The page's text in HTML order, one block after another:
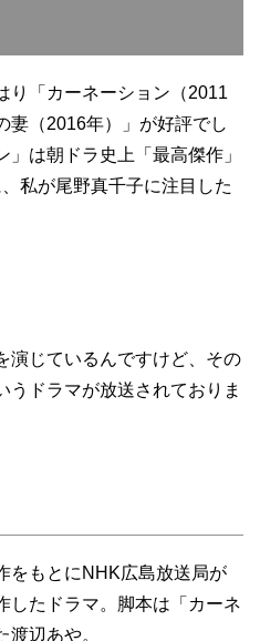
り「カーネーション（2011
妻（2016年）」が好評でし
は朝ドラ史上「最高傑作」
私が尾野真千子に注目した
演じているんですけど、その
うドラマが放送されておりま
をもとにNHK広島放送局が
したドラマ。脚本は「カーネ
辺あや。